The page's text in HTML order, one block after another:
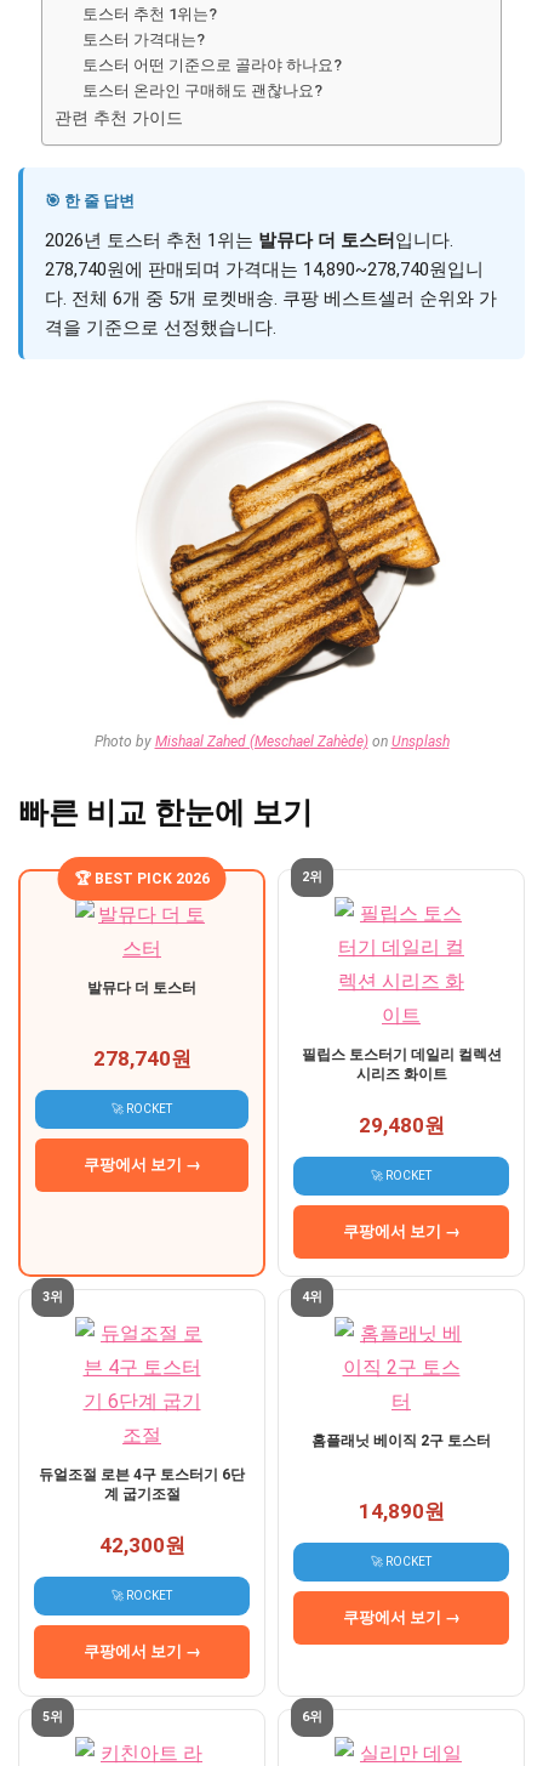
토스터 추천 1위는?
토스터 가격대는?
토스터 어떤 기준으로 골라야 하나요?
토스터 온라인 구매해도 괜찮나요?
관련 추천 가이드
🎯 한 줄 답변
2026년 토스터 추천 1위는 발뮤다 더 토스터입니다.
278,740원에 판매되며 가격대는 14,890~278,740원입니
다. 전체 6개 중 5개 로켓배송. 쿠팡 베스트셀러 순위와 가
격을 기준으로 선정했습니다.
Photo by Mishaal Zahed (Meschael Zahède)on Unsplash
빠른 비교 한눈에 보기
🏆 BEST PICK 2026
발뮤다 더 토스터
278,740원
🚀 ROCKET
쿠팡에서 보기 →
2위
필립스 토스터기 데일리 컬렉션
시리즈 화이트
29,480원
🚀 ROCKET
쿠팡에서 보기 →
3위
듀얼조절 로븐 4구 토스터기 6단
계 굽기조절
42,300원
🚀 ROCKET
쿠팡에서 보기 →
4위
홈플래닛 베이직 2구 토스터
14,890원
🚀 ROCKET
쿠팡에서 보기 →
5위 6위